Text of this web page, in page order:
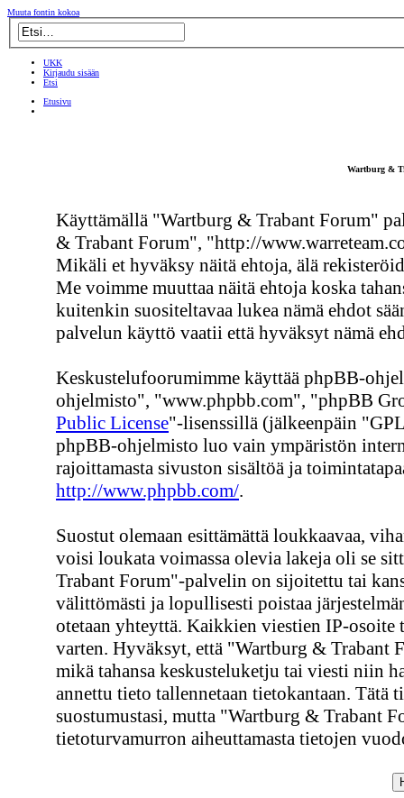
Muuta fontin kokoa
UKK
Kirjaudu sisään
Etsi
Etusivu
Wartburg &
Käyttämällä "Wartburg & Trabant Forum"
& Trabant Forum", "http://
Mikäli et hyväksy näitä ehtoja, älä
Me voimme muuttaa näitä ehtoja koska
kuitenkin suositeltavaa lukea nämä ehdot
palvelun käyttö vaatii että hyväksyt nämä
Keskustelufoorumimme käyttää phpBB-
ohjelmisto", "www.phpbb.com", "phpBB
Public License"-lisenssillä (jälkeenpäin
phpBB-ohjelmisto luo vain ympäristön
rajoittamasta sivuston sisältöä ja
http://www.phpbb.com/.
Suostut olemaan esittämättä loukkaavaa,
voisi loukata voimassa olevia lakeja oli se
Trabant Forum"-palvelin on sijoitettu tai
välittömästi ja lopullisesti poistaa
otetaan yhteyttä. Kaikkien viestien IP-osoite
varten. Hyväksyt, että "Wartburg & Trabant
mikä tahansa keskusteluketju tai viesti niin
annettu tieto tallennetaan tietokantaan. Tätä
suostumustasi, mutta "Wartburg & Trabant
tietoturvamurron aiheuttamasta tietojen